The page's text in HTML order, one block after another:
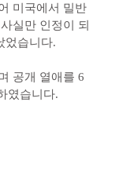
미국에서 밀반
실만 인정이 되
었습니다.
공개 열애를 6
였습니다.